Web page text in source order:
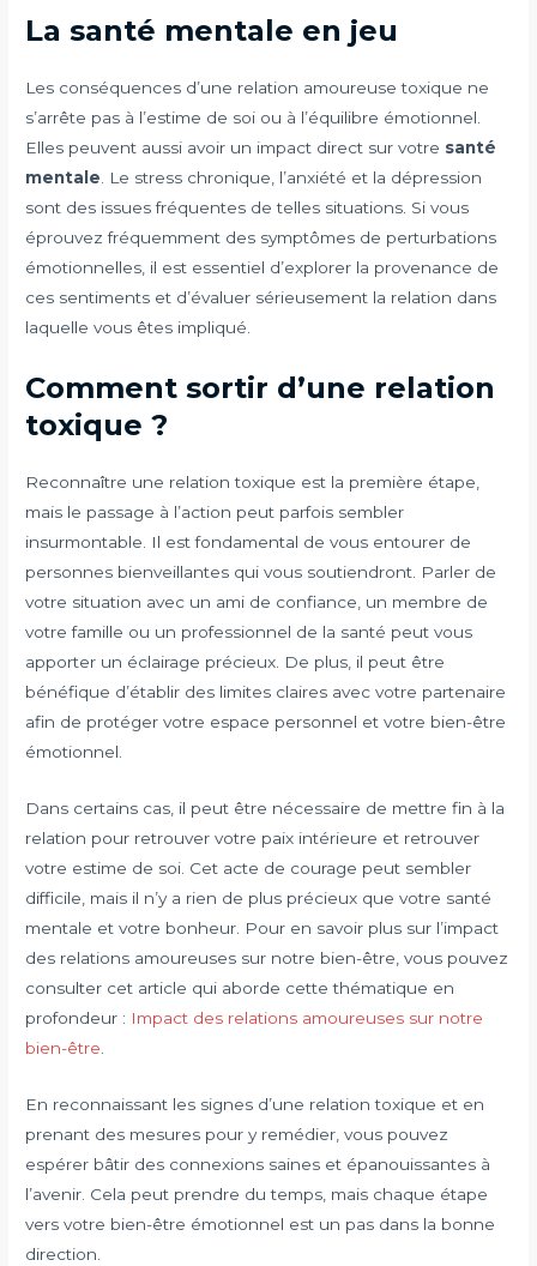
La santé mentale en jeu
Les conséquences d’une relation amoureuse toxique ne
s’arrête pas à l’estime de soi ou à l’équilibre émotionnel.
Elles peuvent aussi avoir un impact direct sur votre santé
mentale. Le stress chronique, l’anxiété et la dépression
sont des issues fréquentes de telles situations. Si vous
éprouvez fréquemment des symptômes de perturbations
émotionnelles, il est essentiel d’explorer la provenance de
ces sentiments et d’évaluer sérieusement la relation dans
laquelle vous êtes impliqué.
Comment sortir d’une relation
toxique ?
Reconnaître une relation toxique est la première étape,
mais le passage à l’action peut parfois sembler
insurmontable. Il est fondamental de vous entourer de
personnes bienveillantes qui vous soutiendront. Parler de
votre situation avec un ami de confiance, un membre de
votre famille ou un professionnel de la santé peut vous
apporter un éclairage précieux. De plus, il peut être
bénéfique d’établir des limites claires avec votre partenaire
afin de protéger votre espace personnel et votre bien-être
émotionnel.
Dans certains cas, il peut être nécessaire de mettre fin à la
relation pour retrouver votre paix intérieure et retrouver
votre estime de soi. Cet acte de courage peut sembler
difficile, mais il n’y a rien de plus précieux que votre santé
mentale et votre bonheur. Pour en savoir plus sur l’impact
des relations amoureuses sur notre bien-être, vous pouvez
consulter cet article qui aborde cette thématique en
profondeur : Impact des relations amoureuses sur notre
bien-être
En reconnaissant les signes d’une relation toxique et en
prenant des mesures pour y remédier, vous pouvez
espérer bâtir des connexions saines et épanouissantes à
l’avenir. Cela peut prendre du temps, mais chaque étape
vers votre bien-être émotionnel est un pas dans la bonne
direction.